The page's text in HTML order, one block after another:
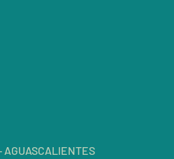
AGUASCALIENTES